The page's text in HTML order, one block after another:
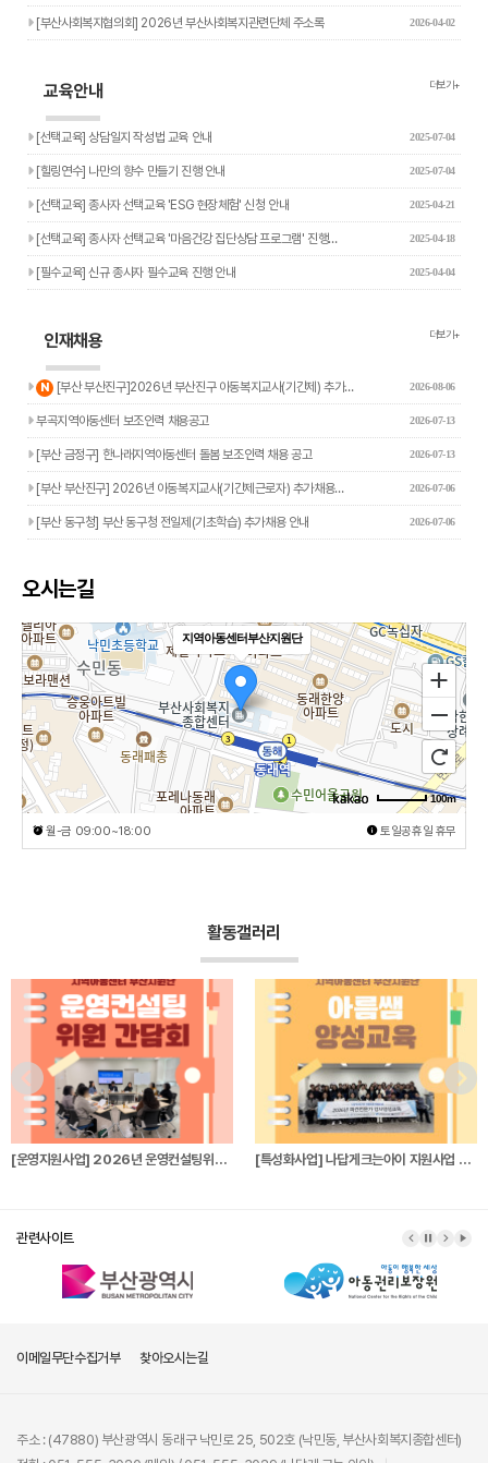
[부산사회복지협의회] 2026년 부산사회복지관련단체 주소록 2026-04-02
교육안내 더보기+
[선택교육] 상담일지 작성법 교육 안내 2025-07-04
[힐링연수] 나만의 향수 만들기 진행 안내 2025-07-04
[선택교육] 종사자 선택교육 'ESG 현장체험' 신청 안내 2025-04-21
[선택교육] 종사자 선택교육 '마음건강 집단상담 프로그램' 진행… 2025-04-18
[필수교육] 신규 종사자 필수교육 진행 안내 2025-04-04
인재채용 더보기+
N
새글
[부산 부산진구]2026년 부산진구 아동복지교사(기간제) 추가… 2026-08-06
부곡지역아동센터 보조인력 채용공고 2026-07-13
[부산 금정구] 한나래지역아동센터 돌봄 보조인력 채용 공고 2026-07-13
[부산 부산진구] 2026년 아동복지교사(기간제근로자) 추가채용… 2026-07-06
[부산 동구청] 부산 동구청 전일제(기초학습) 추가채용 안내 2026-07-06
오시는길
지역아동센터부산지원단
100m
월-금 09:00~18:00 토일공휴일 휴무
활동갤러리
[운영지원사업] 2026년 운영컨설팅위원 간… [특성화사업] 나답게크는아이 지원사업 파견전…
관련사이트
이메일무단수집거부 찾아오시는길
주소 : (47880) 부산광역시 동래구 낙민로 25, 502호 (낙민동, 부산사회복지종합센터)